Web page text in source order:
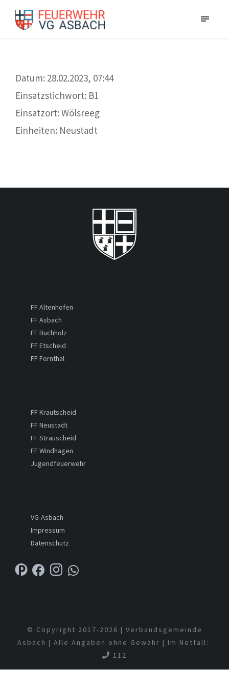
Datum: 28.02.2023, 07:44
Einsatzstichwort: B1
Einsatzort: Wölsreeg
Einheiten: Neustadt
FF Altenhofen
FF Asbach
FF Buchholz
FF Etscheid
FF Fernthal
FF Krautscheid
FF Neustadt
FF Strauscheid
FF Windhagen
Jugendfeuerwehr
VG-Asbach
Impressum
Datenschutz
© Copyright 2017-2026 | Verbandsgemeinde
Asbach | Alle Angaben ohne Gewähr | Im Notfall:
112